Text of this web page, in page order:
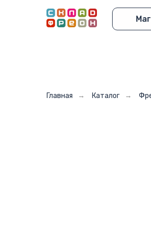
Главная → Каталог →